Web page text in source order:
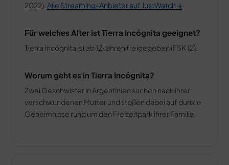
2022). Alle Streaming-Anbieter auf JustWatch →
Für welches Alter ist Tierra Incógnita geeignet?
Tierra Incógnita ist ab 12 Jahren freigegeben (FSK 12).
Worum geht es in Tierra Incógnita?
Zwei Geschwister in Argentinien suchen nach ihrer
verschwundenen Mutter und stoßen dabei auf dunkle
Geheimnisse rund um den Freizeitpark ihrer Familie.